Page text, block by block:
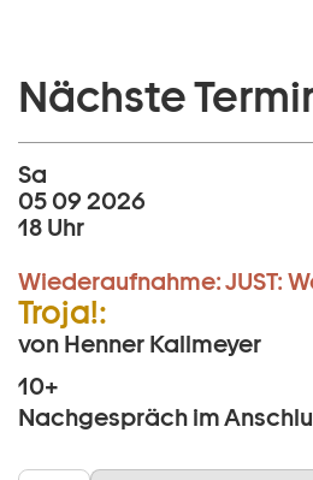
Nächste
Sa
05 09 2026
18 Uhr
Wiederaufnahme:JUST:
Troja!:
von Henner Kallmeyer
10+
Nachgespräch im